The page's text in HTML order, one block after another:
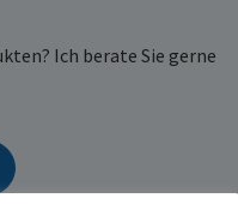
Ich berate Sie gerne